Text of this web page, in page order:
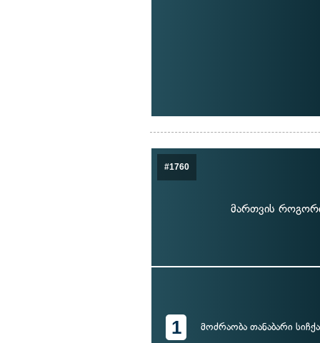
#1760
მართვის
1 მოძრაობა თანაბარი